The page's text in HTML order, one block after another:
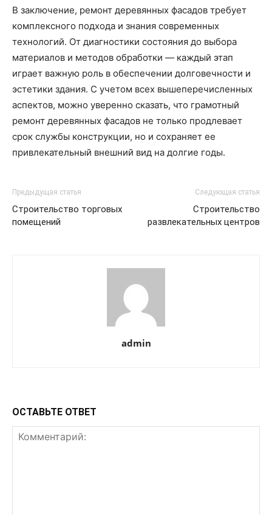
В заключение, ремонт деревянных фасадов требует
комплексного подхода и знания современных
технологий. От диагностики состояния до выбора
материалов и методов обработки — каждый этап
играет важную роль в обеспечении долговечности и
эстетики здания. С учетом всех вышеперечисленных
аспектов, можно уверенно сказать, что грамотный
ремонт деревянных фасадов не только продлевает
срок службы конструкции, но и сохраняет ее
привлекательный внешний вид на долгие годы.
Предыдущая статья
Строительство торговых
помещений
Следующая статья
Строительство
развлекательных центров
admin
ОСТАВЬТЕ ОТВЕТ